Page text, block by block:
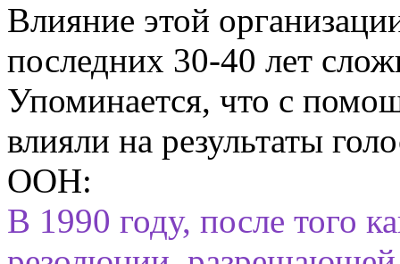
Влияние этой
последних 30-40 лет
Упоминается, что с
влияли на результаты
ООН:
В 1990 году, после того